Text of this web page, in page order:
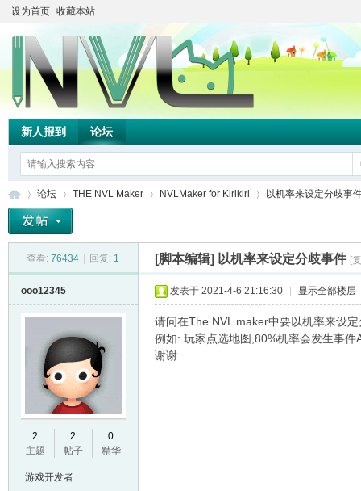
设为首页 收藏本站
新人报到 论坛
论坛
›
THE NVL Maker NVLMaker for Kirikiri
›
以机率来设定分歧事
查看: 76434 回复: 1 [脚本编辑] 以机率来设定分歧事件 [
ooo12345
2
主题
2
帖子
0
精华
游戏开发者
发表于 2021-4-6 21:16:30 显示全部楼层
请问在The NVL maker中要以机率来设
例如: 玩家点选地图,80%机率会发生事
谢谢